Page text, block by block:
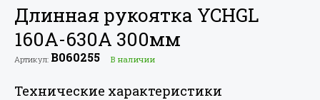
Длинная рукоятка YCHGL
160A-630A 300мм
Артикул: B060255 В наличии
Технические характеристики